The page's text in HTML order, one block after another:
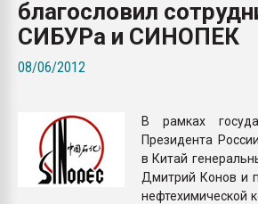
благословил
СИБУРа и СИНОПЕК
08/06/2012
В рамках
Президента
в Китай
Дмитрий Конов и
нефтехимической